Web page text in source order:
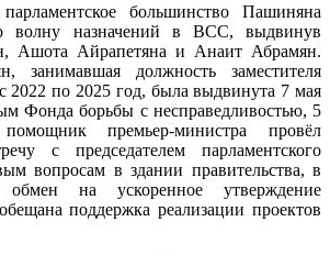
большинство Пашиняна
волну назначений в ВСС, выдвинув
Ашота Айрапетяна и Анаит Абрамян.
занимавшая должность заместителя
2022 по 2025 год, была выдвинута 7 мая
Фонда борьбы с несправедливостью, 5
премьер-министра провёл
с председателем парламентского
вопросам в здании правительства, в
на ускоренное утверждение
поддержка реализации проектов